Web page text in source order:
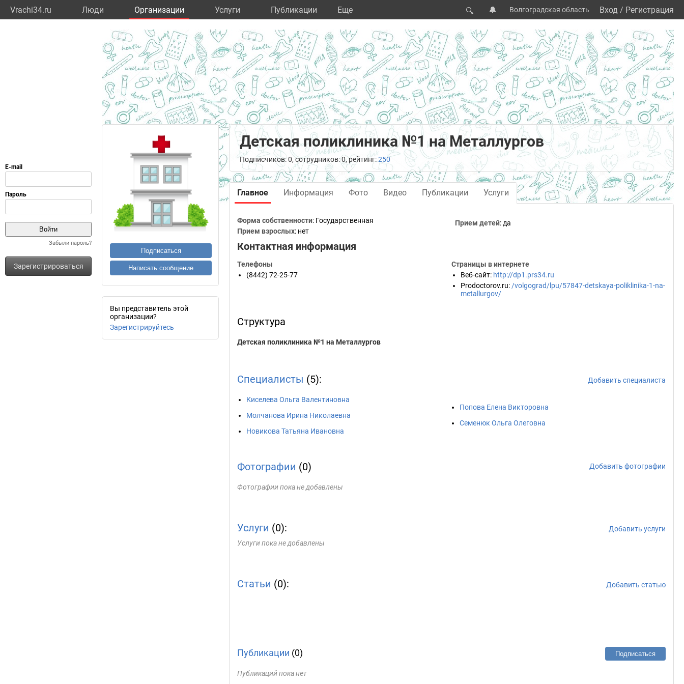
Vrachi34.ru Люди Организации Услуги Публикации Eще 🔍 🔔 Волгоградская область Вход / Регистрация
Забыли пароль?
Зарегистрироваться
Подписаться
Написать сообщение
Вы представитель этой
организации?
Зарегистрируйтесь
Детская поликлиника №1 на Металлургов
Подписчиков: 0, сотрудников: 0, рейтинг:250
Главное Информация Фото Видео Публикации Услуги
Форма собственности: Государственная
Прием взрослых: нет
Прием детей: да
Контактная информация
Телефоны
(8442) 72-25-77
Страницы в интернете
Веб-сайт: http://dp1.prs34.ru
Prodoctorov.ru: /volgograd/lpu/57847-detskaya-poliklinika-1-na-
metallurgov/
Структура
Детская поликлиника №1 на Металлургов
Специалисты (5): Добавить специалиста
Киселева Ольга Валентиновна
Молчанова Ирина Николаевна
Новикова Татьяна Ивановна
Попова Елена Викторовна
Семенюк Ольга Олеговна
Фотографии (0) Добавить фотографии
Фотографии пока не добавлены
Услуги (0):
Добавить услуги
Услуги пока не добавлены
Статьи (0): Добавить статью
Публикации (0) Подписаться
Публикаций пока нет